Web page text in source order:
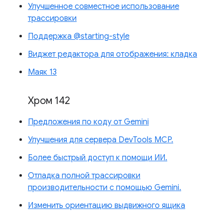
Улучшенное совместное использование
трассировки
Поддержка @starting-style
Виджет редактора для отображения: кладка
Маяк 13
Хром 142
Предложения по коду от Gemini
Улучшения для сервера DevTools MCP.
Более быстрый доступ к помощи ИИ.
Отладка полной трассировки
производительности с помощью Gemini.
Изменить ориентацию выдвижного ящика